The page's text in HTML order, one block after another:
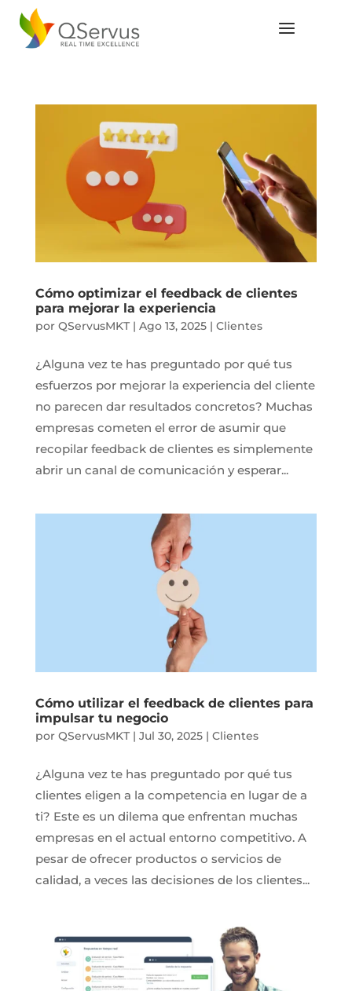
Cómo optimizar el feedback de clientes
para mejorar la experiencia
por QServusMKT| Ago 13, 2025| Clientes
¿Alguna vez te has preguntado por qué tus
esfuerzos por mejorar la experiencia del cliente
no parecen dar resultados concretos? Muchas
empresas cometen el error de asumir que
recopilar feedback de clientes es simplemente
abrir un canal de comunicación y esperar...
Cómo utilizar el feedback de clientes para
impulsar tu negocio
por QServusMKT| Jul 30, 2025| Clientes
¿Alguna vez te has preguntado por qué tus
clientes eligen a la competencia en lugar de a
ti? Este es un dilema que enfrentan muchas
empresas en el actual entorno competitivo. A
pesar de ofrecer productos o servicios de
calidad, a veces las decisiones de los clientes...